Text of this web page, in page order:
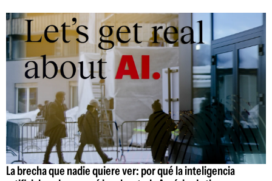
La brecha que nadie quiere ver: por qué la inteligencia